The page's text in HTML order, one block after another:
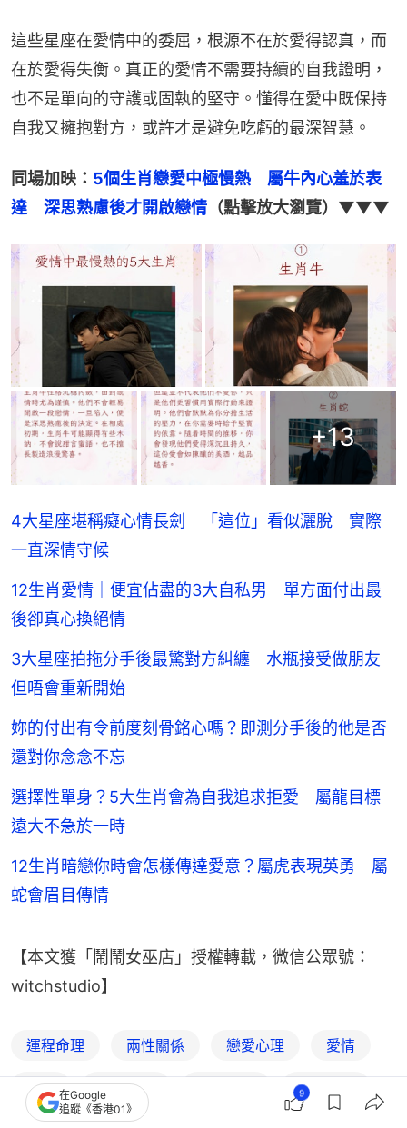
這些星座在愛情中的委屈，根源不在於愛得認真，而
在於愛得失衡。真正的愛情不需要持續的自我證明，
也不是單向的守護或固執的堅守。懂得在愛中既保持
自我又擁抱對方，或許才是避免吃虧的最深智慧。
同場加映： 5個生肖戀愛中極慢熱　屬牛內心羞於表
達　深思熟慮後才開啟戀情 （點擊放大瀏覽）▼▼▼
+13
4大星座堪稱癡心情長劍 「這位」看似灑脫 實際
一直深情守候
12生肖愛情｜便宜佔盡的3大自私男 單方面付出最
後卻真心換絕情
3大星座拍拖分手後最驚對方糾纏 水瓶接受做朋友
但唔會重新開始
妳的付出有令前度刻骨銘心嗎？即測分手後的他是否
還對你念念不忘
選擇性單身？5大生肖會為自我追求拒愛 屬龍目標
遠大不急於一時
12生肖暗戀你時會怎樣傳達愛意？屬虎表現英勇 屬
蛇會眉目傳情
【本文獲「鬧鬧女巫店」授權轉載，微信公眾號：
witchstudio】
運程命理 兩性關係 戀愛心理 愛情
星座 星座生肖 愛情哲學
在Google
追蹤《香港01》
9